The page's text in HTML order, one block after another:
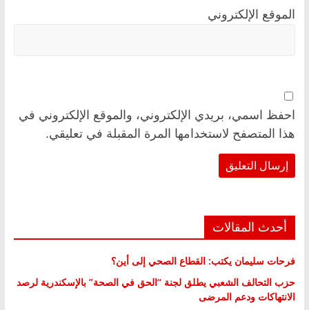
الموقع الإلكتروني
احفظ اسمي، بريدي الإلكتروني، والموقع الإلكتروني في
هذا المتصفح لاستخدامها المرة المقبلة في تعليقي.
أحدث المقالات
فرحات سليمان يكتب: القطاع الصحي إلى أين؟
حزب التحالف الشعبي يطلق لجنة “الحق في الصحة” بالإسكندرية لرصد
الانتهاكات ودعم المرضى